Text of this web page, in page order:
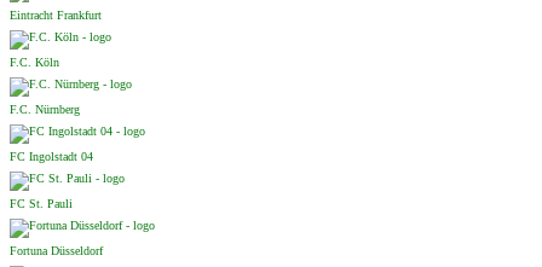
Eintracht Frankfurt
F.C. Köln
F.C. Nürnberg
FC Ingolstadt 04
FC St. Pauli
Fortuna Düsseldorf